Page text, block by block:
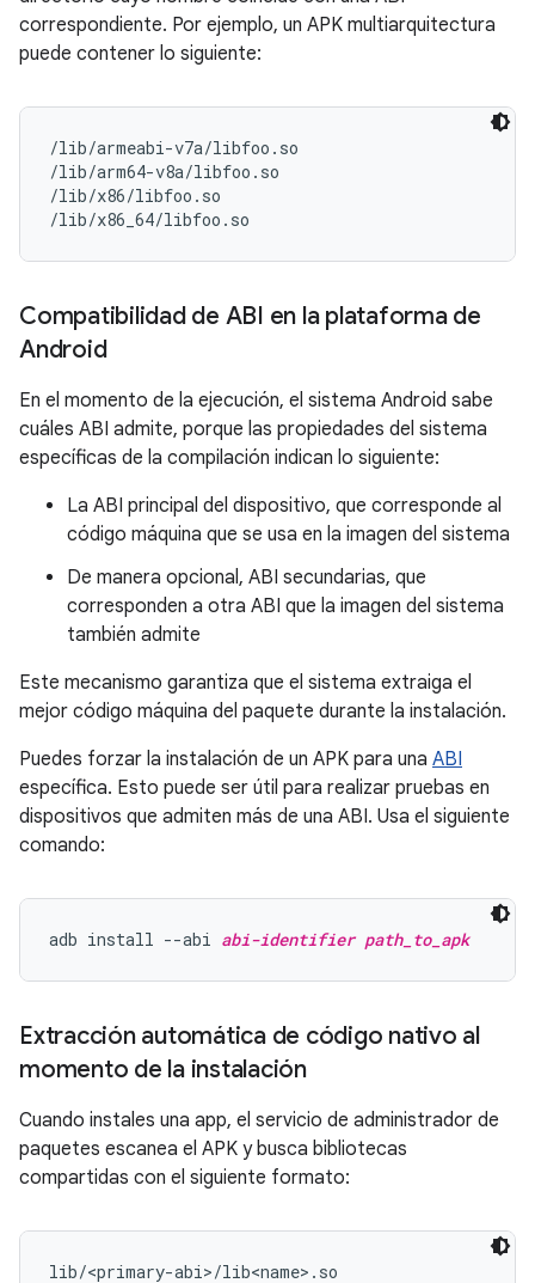
correspondiente. Por ejemplo, un APK multiarquitectura
puede contener lo siguiente:
/lib/armeabi-v7a/libfoo.so
/lib/arm64-v8a/libfoo.so
/lib/x86/libfoo.so
Compatibilidad de ABI en la plataforma de
Android
En el momento de la ejecución, el sistema Android sabe
cuáles ABI admite, porque las propiedades del sistema
específicas de la compilación indican lo siguiente:
La ABI principal del dispositivo, que corresponde al
código máquina que se usa en la imagen del sistema
De manera opcional, ABI secundarias, que
corresponden a otra ABI que la imagen del sistema
también admite
Este mecanismo garantiza que el sistema extraiga el
mejor código máquina del paquete durante la instalación.
Puedes forzar la instalación de un APK para una ABI
específica. Esto puede ser útil para realizar pruebas en
dispositivos que admiten más de una ABI. Usa el siguiente
comando:
adb install --abi abi-identifier path_to_apk
Extracción automática de código nativo al
momento de la instalación
Cuando instales una app, el servicio de administrador de
paquetes escanea el APK y busca bibliotecas
compartidas con el siguiente formato: